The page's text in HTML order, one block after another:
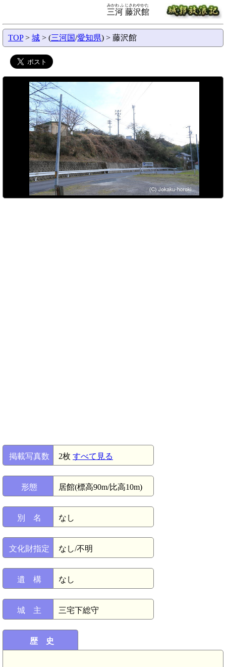
三河 藤沢館
みかわ ふじさわやかた
TOP> 城 > (三河国/愛知県) > 藤沢館
掲載写真数 2枚 すべて見る
形態 居館(標高90m/比高10m)
別 名 なし
文化財指定 なし/不明
遺 構 なし
城 主 三宅下総守
歴 史